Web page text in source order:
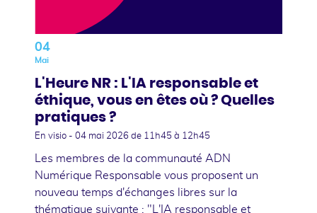
04
Mai
L'Heure NR : L'IA responsable et
éthique, vous en êtes où ? Quelles
pratiques ?
En visio - 04 mai 2026 de 11h45 à 12h45
Les membres de la communauté ADN
Numérique Responsable vous proposent un
nouveau temps d'échanges libres sur la
thématique suivante : "L'IA responsable et